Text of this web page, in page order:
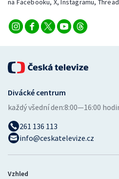
na Facebooku, X, Instagramu,
Divácké centrum
každý všední den:8:00—16:00
261 136 113
info@ceskatelevize.cz
Vzhled